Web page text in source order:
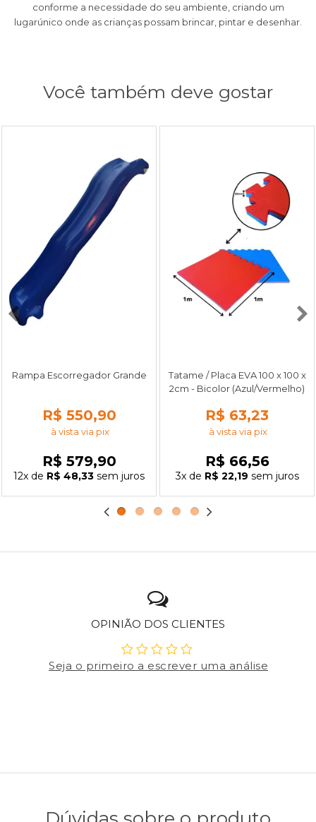
conforme a necessidade do seu ambiente, criando um
lugarúnico onde as crianças possam brincar, pintar e desenhar.
Você também deve gostar
Rampa Escorregador Grande
R$ 550,90
à vista via pix
R$ 579,90
12x de R$ 48,33 sem juros
Tatame / Placa EVA 100 x 100 x
2cm - Bicolor (Azul/Vermelho)
R$ 63,23
à vista via pix
R$ 66,56
3xde R$ 22,19 sem juros
OPINIÃO DOS CLIENTES
Seja o primeiro a escrever uma análise